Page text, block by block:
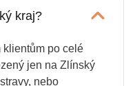
a ověřím,
Pokud vůz
převoz do
proces 1–2
klíčů.
seriózního
kraj?
klientům po celé
jen na Zlínský
nebo